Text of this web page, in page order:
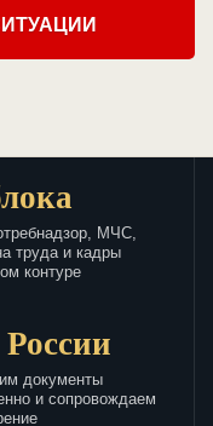
МЧС,
труда и кадры
контуре
документы
и сопровождаем